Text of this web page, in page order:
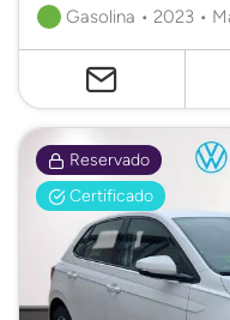
Gasolina • 2023 •
Reservado
Certificado